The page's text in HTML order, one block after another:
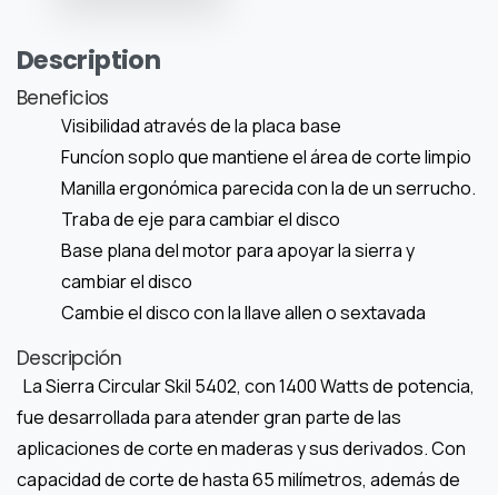
Description
Beneficios
Visibilidad através de la placa base
Funcíon soplo que mantiene el área de corte limpio
Manilla ergonómica parecida con la de un serrucho.
Traba de eje para cambiar el disco
Base plana del motor para apoyar la sierra y
cambiar el disco
Cambie el disco con la llave allen o sextavada
Descripción
La Sierra Circular Skil 5402, con 1400 Watts de potencia,
fue desarrollada para atender gran parte de las
aplicaciones de corte en maderas y sus derivados. Con
capacidad de corte de hasta 65 milímetros, además de